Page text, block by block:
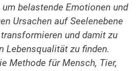
belastende Emotionen und
Ursachen auf Seelenebene
und damit zu
Lebensqualität zu finden.
Methode für Mensch, Tier,